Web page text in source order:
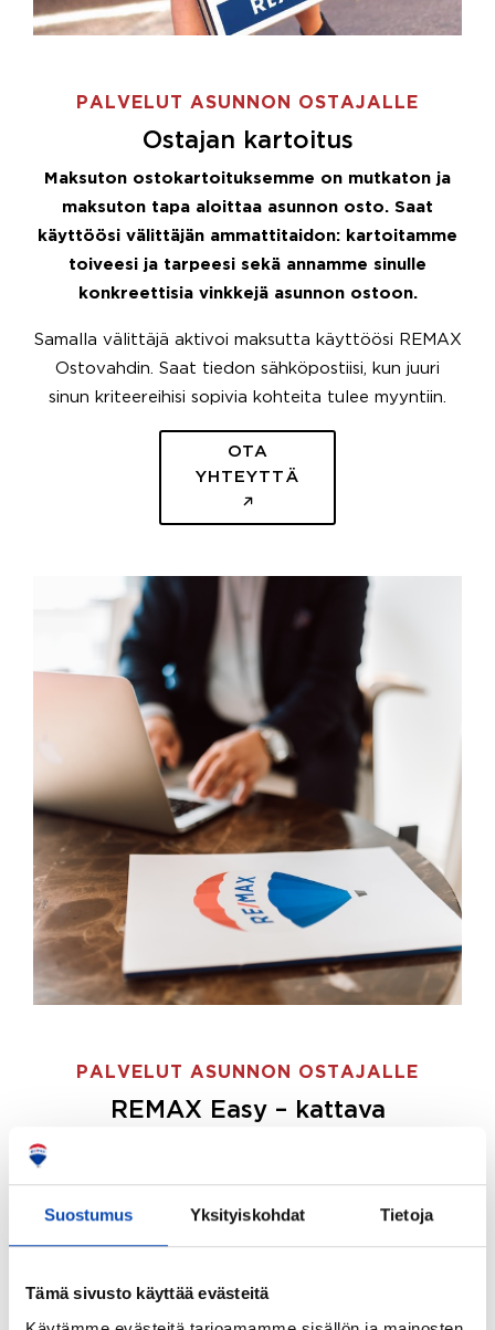
Suostumus Yksityiskohdat Tietoja
Tämä sivusto käyttää evästeitä
PALVELUT ASUNNON OSTAJALLE
Ostajan kartoitus
Maksuton ostokartoituksemme on mutkaton ja
maksuton tapa aloittaa asunnon osto. Saat
käyttöösi välittäjän ammattitaidon: kartoitamme
toiveesi ja tarpeesi sekä annamme sinulle
konkreettisia vinkkejä asunnon ostoon.
Samalla välittäjä aktivoi maksutta käyttöösi REMAX
Ostovahdin. Saat tiedon sähköpostiisi, kun juuri
sinun kriteereihisi sopivia kohteita tulee myyntiin.
OTA
YHTEYTTÄ
PALVELUT ASUNNON OSTAJALLE
REMAX Easy – kattava
ostajille.
Tee ostotoimeksianto ja etsimme juuri